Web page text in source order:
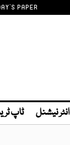
PAPER
انٹر نیشنل ٹاپ